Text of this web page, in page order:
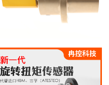
查看更多